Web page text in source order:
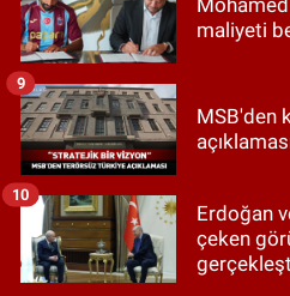
maliyeti
MSB'den
9
Erdoğan
çeken
10